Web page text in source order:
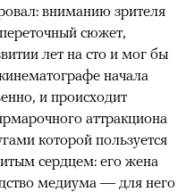
вниманию зрителя
сюжет,
лет на сто и мог бы
начала
и происходит
аттракциона
которой пользуется
сердцем: его жена
медиума — для него